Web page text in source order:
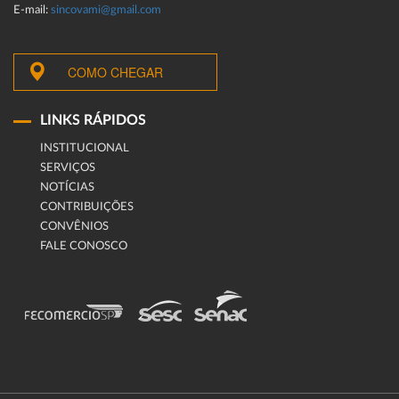
E-mail: sincovami@gmail.com
COMO CHEGAR
LINKS RÁPIDOS
INSTITUCIONAL
SERVIÇOS
NOTÍCIAS
CONTRIBUIÇÕES
CONVÊNIOS
FALE CONOSCO